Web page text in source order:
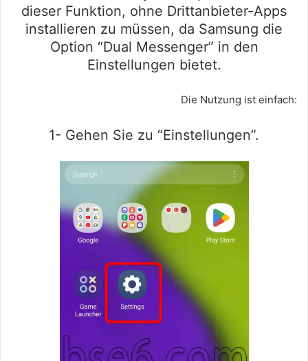
dieser Funktion, ohne Drittanbieter-Apps
installieren zu müssen, da Samsung die
Option “Dual Messenger” in den
Einstellungen bietet.
Die Nutzung ist einfach:
1- Gehen Sie zu “Einstellungen”.